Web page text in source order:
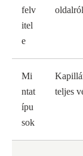
felv
itel
e
oldalról
Mi
ntat
ípu
sok
teljes